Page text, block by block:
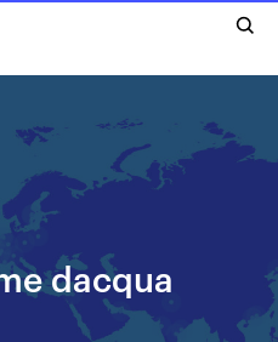
dacqua